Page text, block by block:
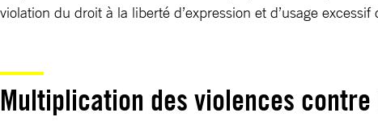
violation du droit à la liberté d’expression et d’usage
Multiplication des violences